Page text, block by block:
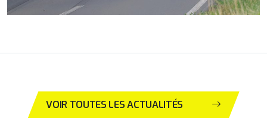
VOIR TOUTES LES ACTUALITÉS